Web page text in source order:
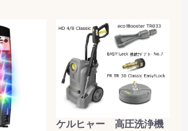
ケルヒャー 高圧洗浄機